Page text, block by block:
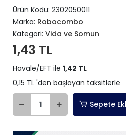
Ürün Kodu: 2302050011
Marka: Robocombo
Kategori: Vida ve Somun
1,43 TL
Havale/EFT ile 1,42 TL
0,15 TL 'den başlayan taksitlerle
Sepete